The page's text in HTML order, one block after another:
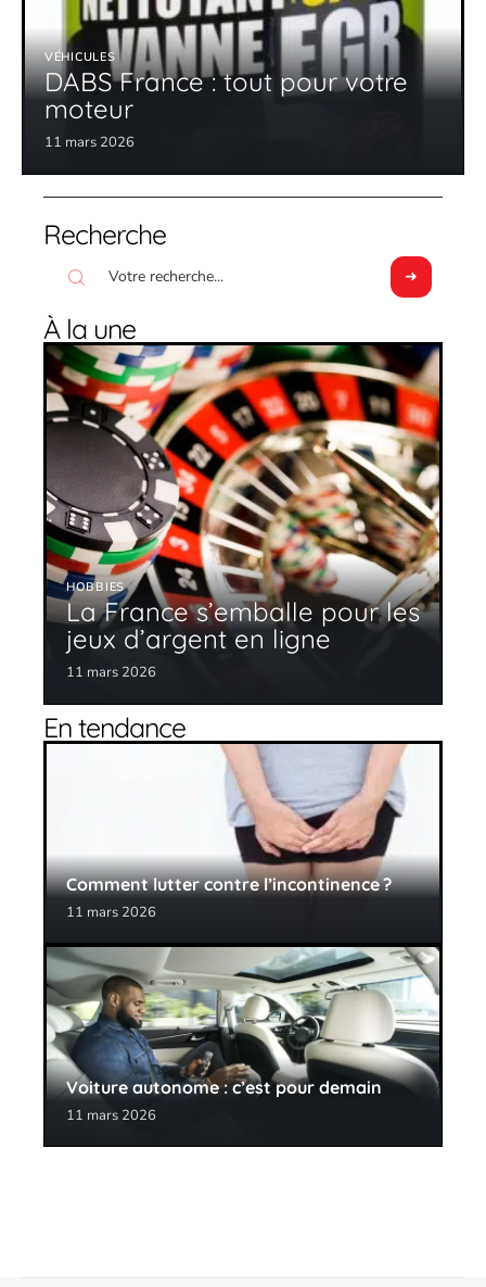
VÉHICULES
DABS France : tout pour votre
moteur
11 mars 2026
Recherche
À la une
HOBBIES
La France s’emballe pour les
jeux d’argent en ligne
11 mars 2026
En tendance
Comment lutter contre l’incontinence ?
11 mars 2026
Voiture autonome : c’est pour demain
11 mars 2026